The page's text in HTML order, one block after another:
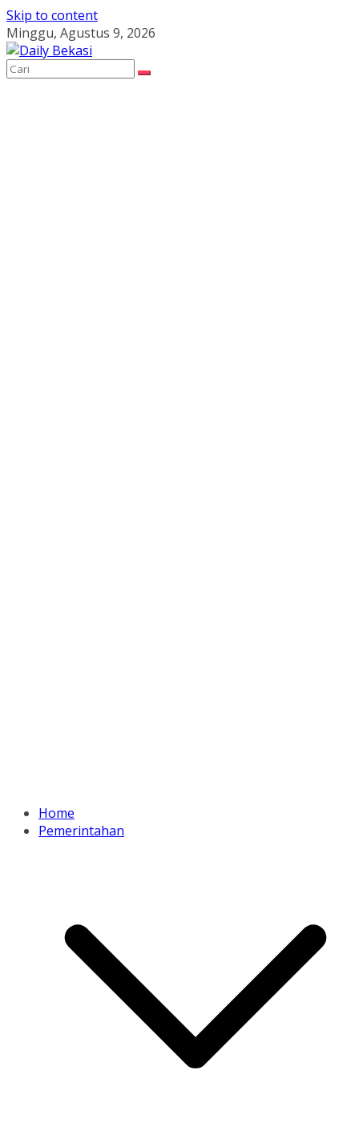
Skip to content
Minggu, Agustus 9, 2026
Home
Pemerintahan